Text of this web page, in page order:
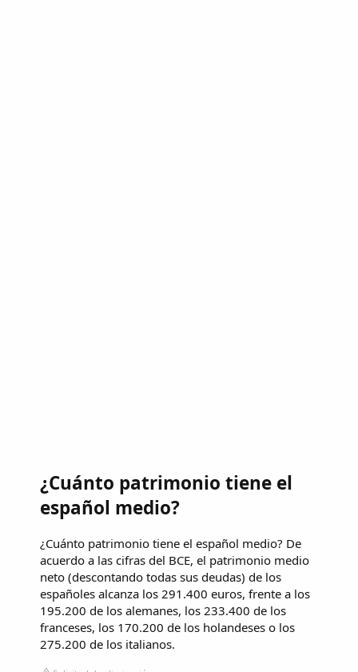
¿Cuánto patrimonio tiene el
español medio?
¿Cuánto patrimonio tiene el español medio? De
acuerdo a las cifras del BCE, el patrimonio medio
neto (descontando todas sus deudas) de los
españoles alcanza los 291.400 euros, frente a los
195.200 de los alemanes, los 233.400 de los
franceses, los 170.200 de los holandeses o los
275.200 de los italianos.